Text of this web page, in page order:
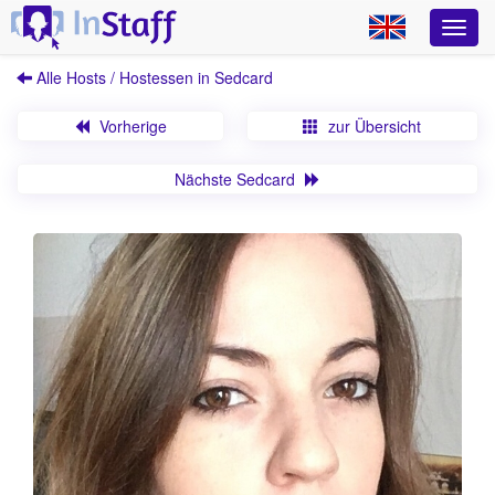
Alle Hosts / Hostessen in Sedcard
Vorherige zur Übersicht
Nächste Sedcard